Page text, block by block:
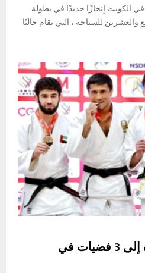
الكويت إنجازًا جديدًا في بطولة
للسباحة ، التي تقام حاليًا
«الجودو» يرفع رصيده إلى 3 فضيات في